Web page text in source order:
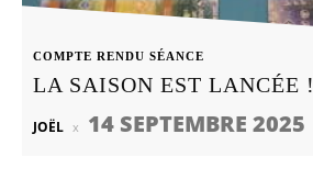
COMPTE RENDU SÉANCE
LA SAISON EST LANCÉE !
JOËL 14 SEPTEMBRE 2025